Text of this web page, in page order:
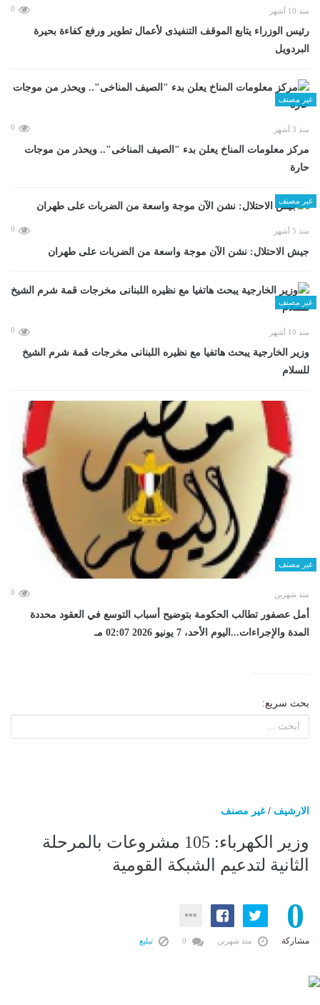
منذ 10 أشهر 0
رئيس الوزراء يتابع الموقف التنفيذى لأعمال تطوير ورفع كفاءة بحيرة
البردويل
غير مصنف
منذ 3 أشهر 0
مركز معلومات المناخ يعلن بدء "الصيف المناخى".. ويحذر من موجات
حارة
غير مصنف
منذ 5 أشهر 0
جيش الاحتلال: نشن الآن موجة واسعة من الضربات على طهران
غير مصنف
منذ 10 أشهر 0
وزير الخارجية يبحث هاتفيا مع نظيره اللبنانى مخرجات قمة شرم الشيخ
للسلام
غير مصنف
منذ شهرين 0
أمل عصفور تطالب الحكومة بتوضيح أسباب التوسع في العقود محددة
المدة والإجراءات...اليوم الأحد، 7 يونيو 2026 02:07 مـ
بحث سريع:
الارشيف /غير مصنف
وزير الكهرباء: 105 مشروعات بالمرحلة
الثانية لتدعيم الشبكة القومية
0
مشاركة منذ شهرين تبليغ